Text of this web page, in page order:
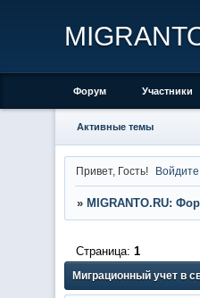
Форум Участники
Активные темы
Привет, Гость! Войдите
» MIGRANTO.RU:
Миграционный учет в
Страница: 1